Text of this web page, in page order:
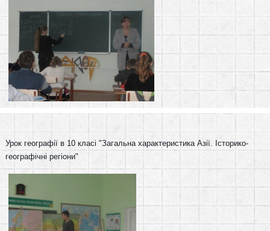
Урок географії в 10 класі "Загальна характеристика Азії. Історико-
географічні регіони"